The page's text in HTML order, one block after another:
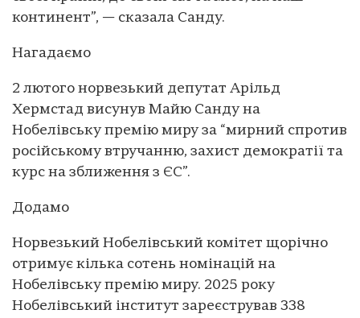
континент”, — сказала Санду.
Нагадаємо
2 лютого норвезький депутат Арільд
Хермстад висунув Майю Санду на
Нобелівську премію миру за “мирний спротив
російському втручанню, захист демократії та
курс на зближення з ЄС”.
Додамо
Норвезький Нобелівський комітет щорічно
отримує кілька сотень номінацій на
Нобелівську премію миру. 2025 року
Нобелівський інститут зареєстрував 338